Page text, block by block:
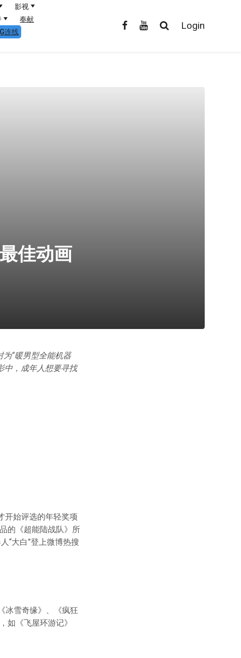
影视
奉献
连线
Login
佳动画
“暖男型全能机器
中，成年人想要寻找
开始评选的年轻奖项
的《超能陆战队》所
“大白”登上微博热搜
冰雪奇缘》、《疯狂
如《飞屋环游记》